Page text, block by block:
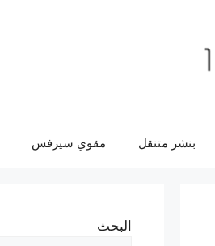
بنشر متنقل مقوي سيرفس
البحث